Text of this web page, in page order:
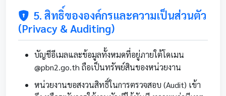
5. สิทธิ์ขององค์กรและความเป็นส่วนตัว
(Privacy & Auditing)
บัญชีอีเมลและข้อมูลทั้งหมดที่อยู่ภายใต้โดเมน
@pbn2.go.th ถือเป็นทรัพย์สินของหน่วยงาน
หน่วยงานขอสงวนสิทธิ์ในการตรวจสอบ (Audit) เข้า